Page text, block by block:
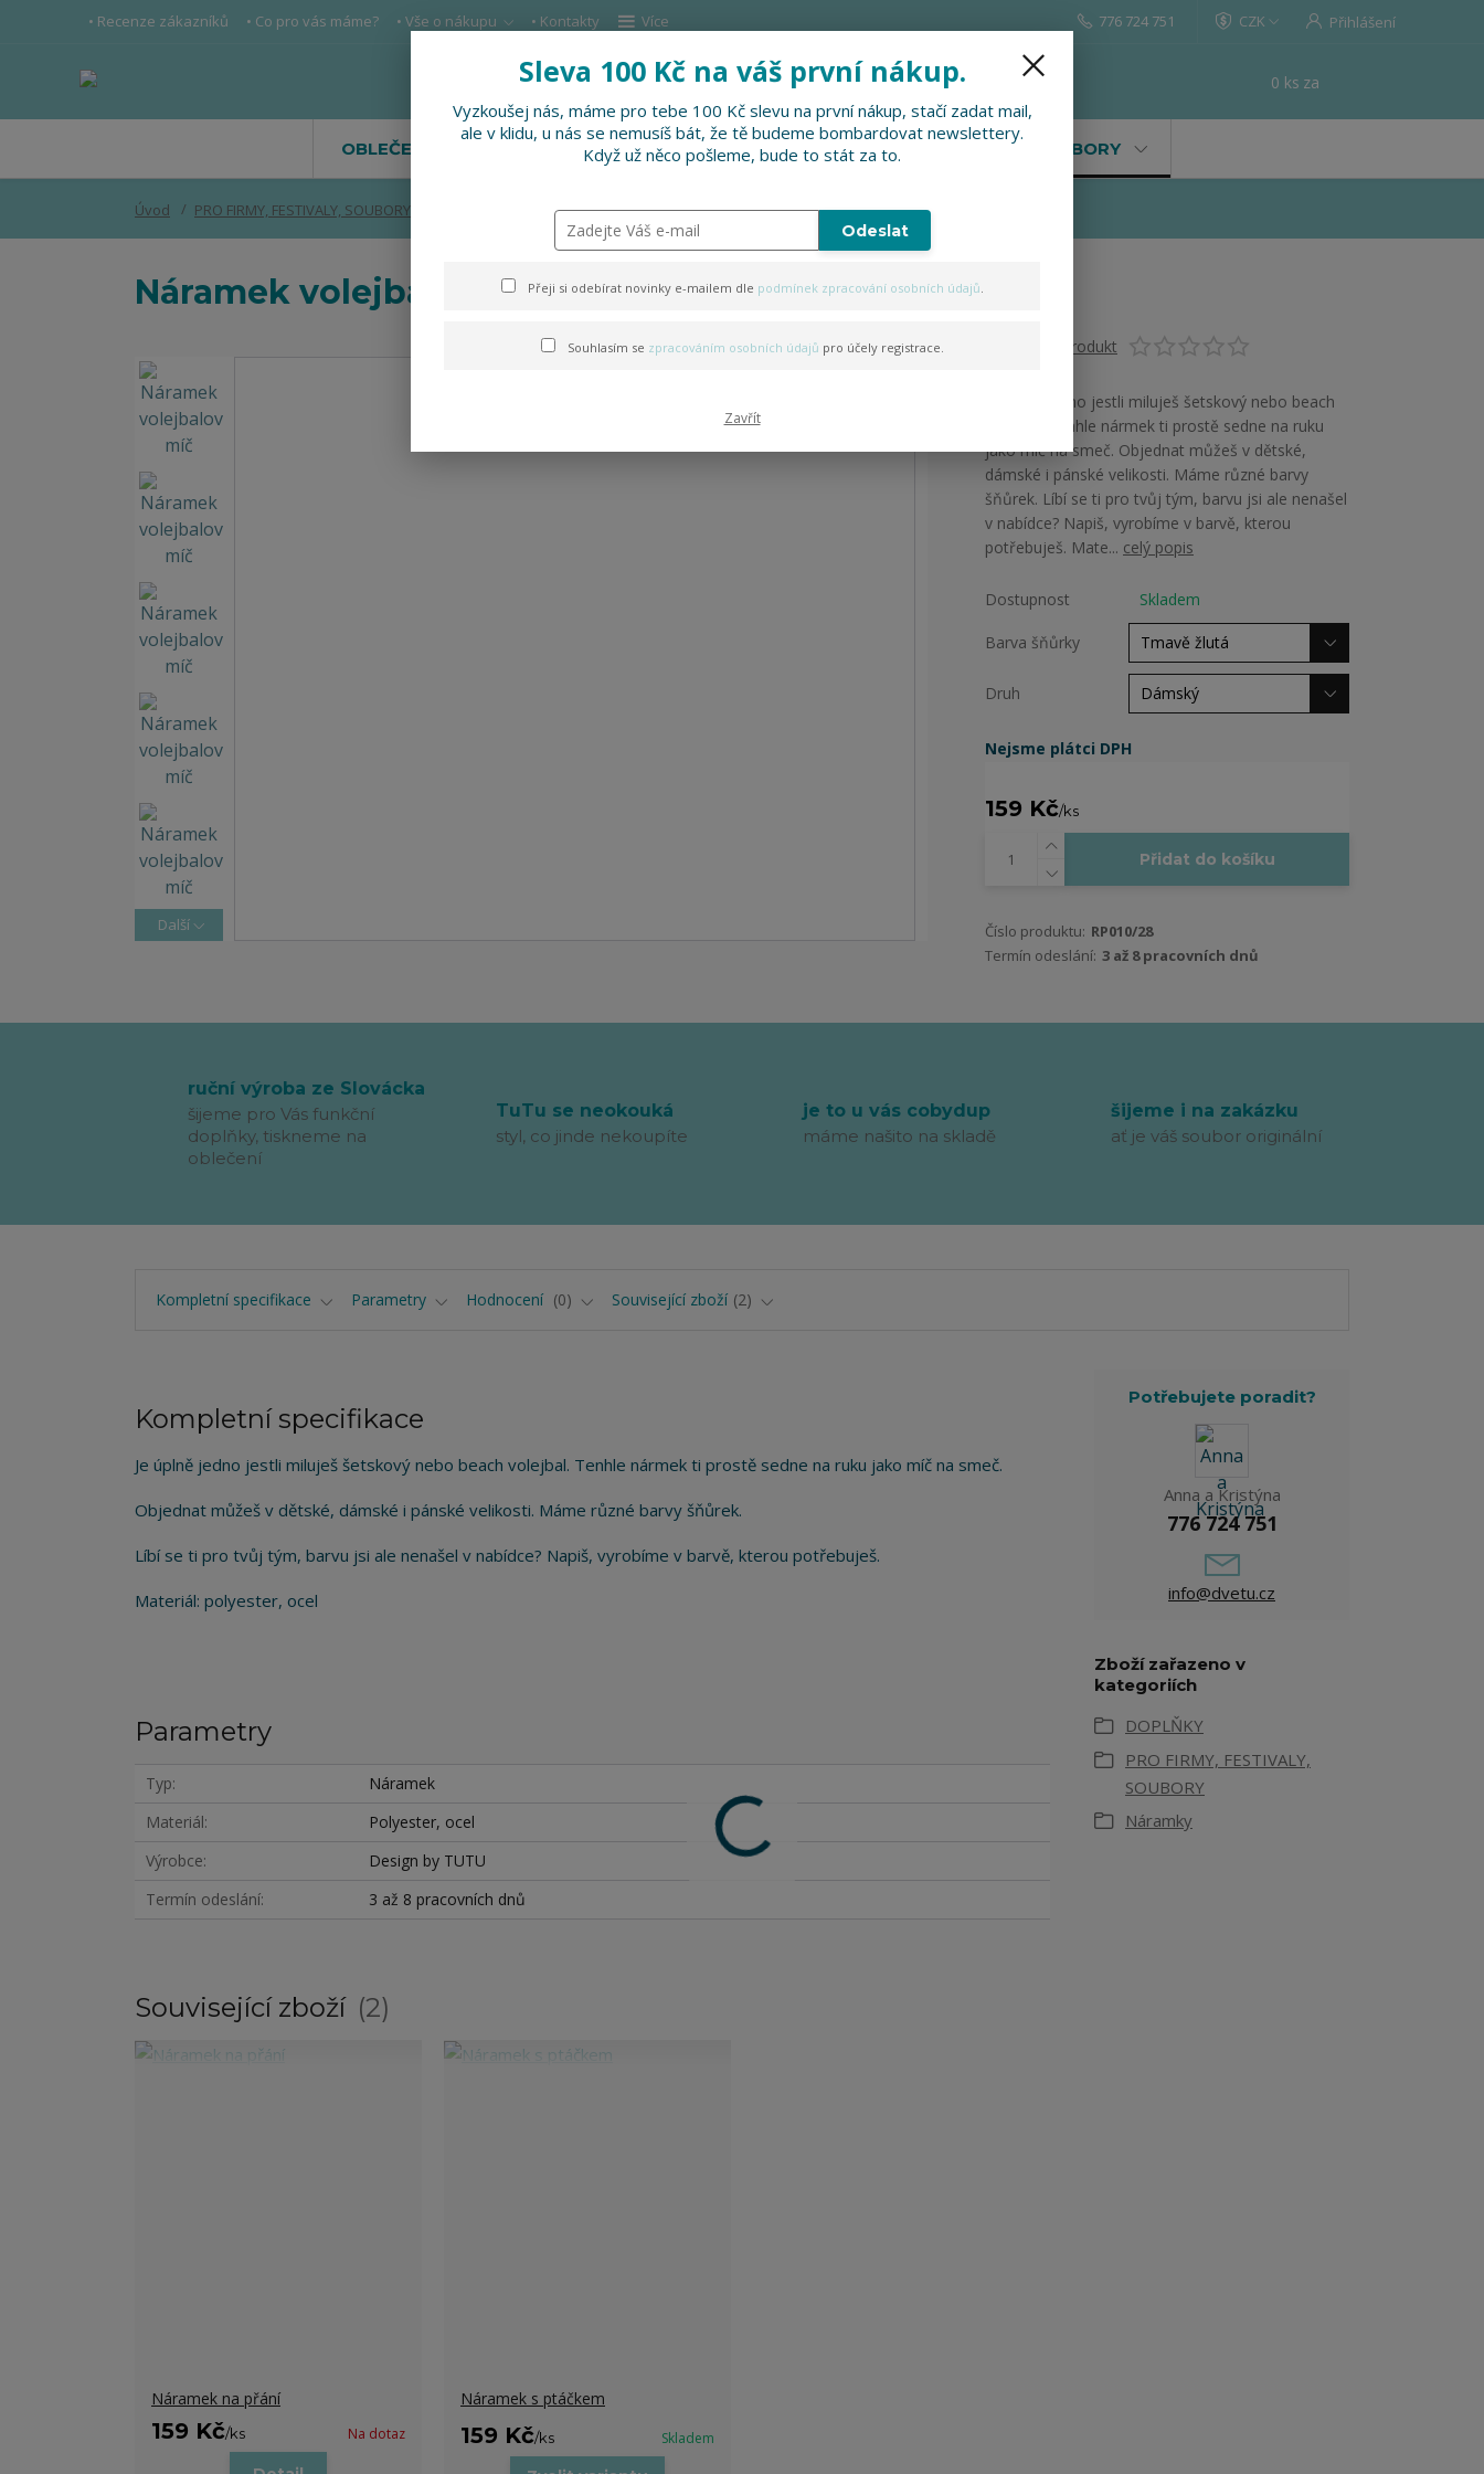
• Recenze zákazníků • Co pro vás máme? • Vše o nákupu • Kontakty Více CZK Přihlášení
Hledat
776 724 751
0 ks za
OBLEČENÍ DOPLŇKY SLEVNĚNO PRO FIRMY, FESTIVALY, SOUBORY
Úvod PRO FIRMY, FESTIVALY, SOUBORY Náramek volejbalový míč
Náramek volejbalový míč
Další
Ohodnotit produkt
Je úplně jedno jestli miluješ šetskový nebo beach
volejbal. Tenhle nármek ti prostě sedne na ruku
jako míč na smeč. Objednat můžeš v dětské,
dámské i pánské velikosti. Máme různé barvy
šňůrek. Líbí se ti pro tvůj tým, barvu jsi ale nenašel
v nabídce? Napiš, vyrobíme v barvě, kterou
potřebuješ. Mate... celý popis
Dostupnost Skladem
Barva šňůrky
Druh
Nejsme plátci DPH
159 Kč/ks
Přidat do košíku
Číslo produktu: RP010/28
Termín odeslání: 3 až 8 pracovních dnů
ruční výroba ze Slovácka
šijeme pro Vás funkční
doplňky, tiskneme na
oblečení
TuTu se neokouká
styl, co jinde nekoupíte
je to u vás cobydup
máme našito na skladě
šijeme i na zakázku
ať je váš soubor originální
Kompletní specifikace Parametry Hodnocení 0 Související zboží 2
Kompletní specifikace
Je úplně jedno jestli miluješ šetskový nebo beach volejbal. Tenhle nármek ti prostě sedne na ruku jako míč na smeč.
Objednat můžeš v dětské, dámské i pánské velikosti. Máme různé barvy šňůrek.
Líbí se ti pro tvůj tým, barvu jsi ale nenašel v nabídce? Napiš, vyrobíme v barvě, kterou potřebuješ.
Materiál: polyester, ocel
Parametry
Typ
Náramek
Materiál
Polyester, ocel
Výrobce
Design by TUTU
Termín odeslání
3 až 8 pracovních dnů
Potřebujete poradit?
Anna a Kristýna
776 724 751
info@dvetu.cz
Zboží zařazeno v
kategoriích
DOPLŇKY
PRO FIRMY, FESTIVALY,
SOUBORY
Náramky
Související zboží 2
Náramek na přání
159 Kč/ks Na dotaz
Náramek s ptáčkem
159 Kč/ks Skladem
Sleva 100 Kč na váš první nákup.
Vyzkoušej nás, máme pro tebe 100 Kč slevu na první nákup, stačí zadat mail,
ale v klidu, u nás se nemusíš bát, že tě budeme bombardovat newslettery.
Když už něco pošleme, bude to stát za to.
Odeslat
Přeji si odebírat novinky e-mailem dle podmínek zpracování osobních údajů.
Souhlasím se zpracováním osobních údajů pro účely registrace.
Zavřít